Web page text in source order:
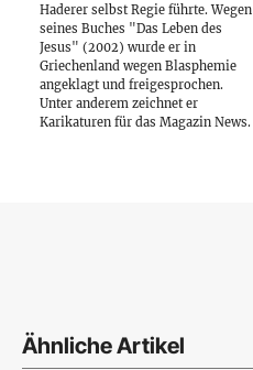
Haderer selbst Regie führte. Wegen
seines Buches "Das Leben des
Jesus" (2002) wurde er in
Griechenland wegen Blasphemie
angeklagt und freigesprochen.
Unter anderem zeichnet er
Karikaturen für das Magazin News.
Ähnliche Artikel